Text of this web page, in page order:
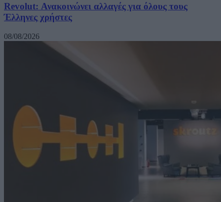
Revolut: Ανακοινώνει αλλαγές για όλους τους
Έλληνες χρήστες
08/08/2026